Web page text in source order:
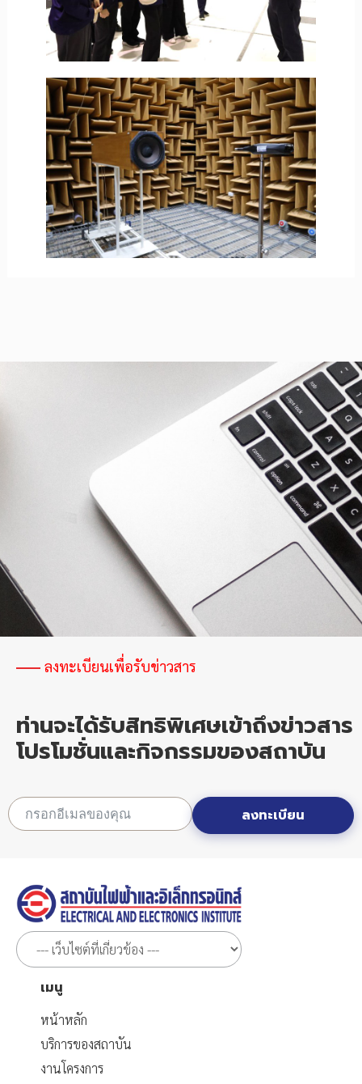
ลงทะเบียนเพื่อรับข่าวสาร
ท่านจะได้รับสิทธิพิเศษเข้าถึงข่าวสาร
โปรโมชั่นและกิจกรรมของสถาบัน
ลงทะเบียน
เมนู
หน้าหลัก
บริการของสถาบัน
งานโครงการ